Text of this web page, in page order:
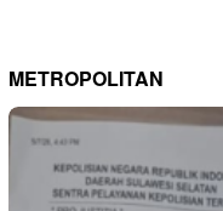
METROPOLITAN